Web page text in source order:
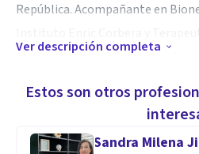
República. Acompañante en
Escuela Gestalt Viva del Maestro
Ver descripción completa
Estos son otros
Sandra Milena